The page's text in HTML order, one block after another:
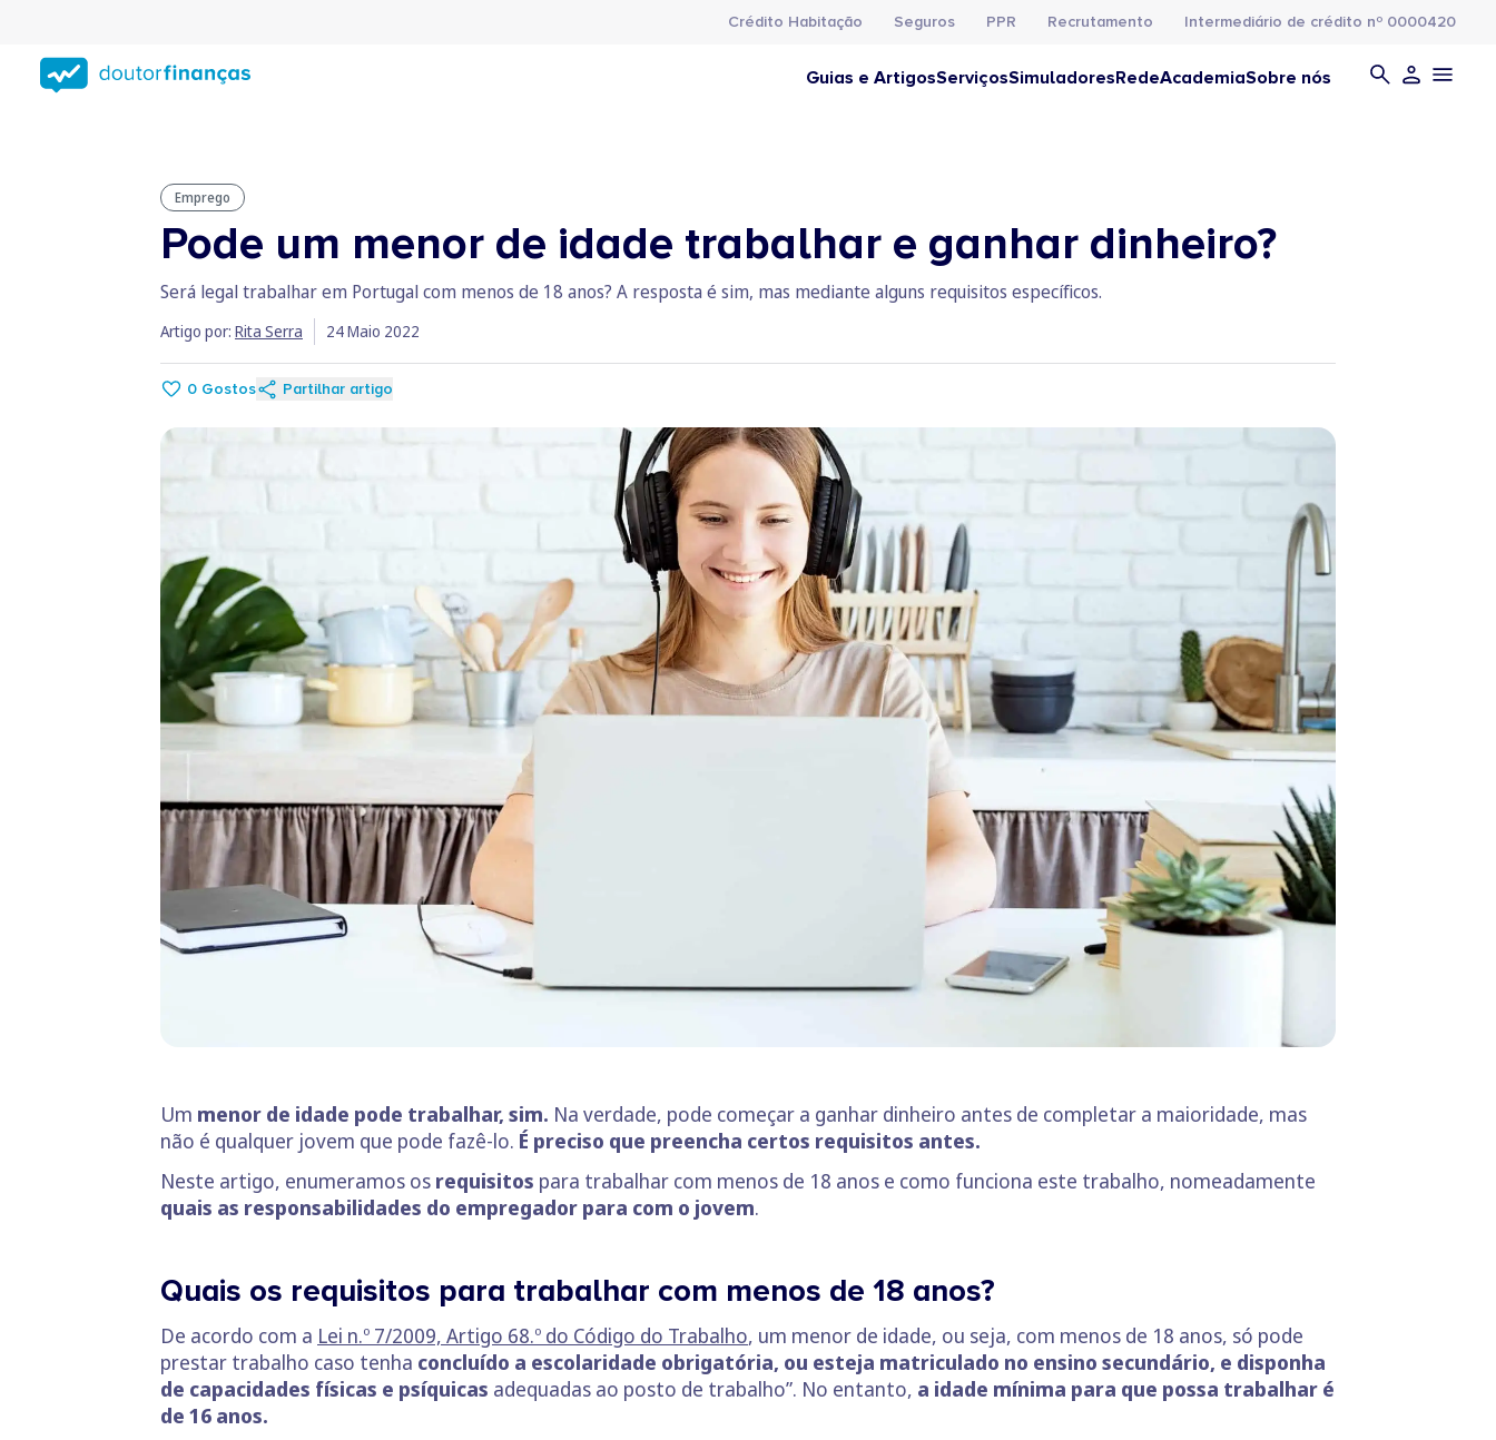
conteúdo
principal
Crédito Habitação Seguros PPR Recrutamento Intermediário de crédito nº 0000420
Guias e ArtigosServiçosSimuladoresRedeAcademiaSobre nós
Emprego
Pode um menor de idade trabalhar e ganhar dinheiro?
Será legal trabalhar em Portugal com menos de 18 anos? A resposta é sim, mas mediante alguns requisitos específicos.
Artigo por: Rita Serra 24 Maio 2022
0 Gostos Partilhar artigo
Um menor de idade pode trabalhar, sim. Na verdade, pode começar a ganhar dinheiro antes de completar a maioridade, mas
não é qualquer jovem que pode fazê-lo. É preciso que preencha certos requisitos antes.
Neste artigo, enumeramos os requisitos para trabalhar com menos de 18 anos e como funciona este trabalho, nomeadamente
quais as responsabilidades do empregador para com o jovem.
Quais os requisitos para trabalhar com menos de 18 anos?
De acordo com a Lei n.º 7/2009, Artigo 68.º do Código do Trabalho, um menor de idade, ou seja, com menos de 18 anos, só pode
prestar trabalho caso tenha concluído a escolaridade obrigatória, ou esteja matriculado no ensino secundário, e disponha
de capacidades físicas e psíquicas adequadas ao posto de trabalho”. No entanto, a idade mínima para que possa trabalhar é
de 16 anos.